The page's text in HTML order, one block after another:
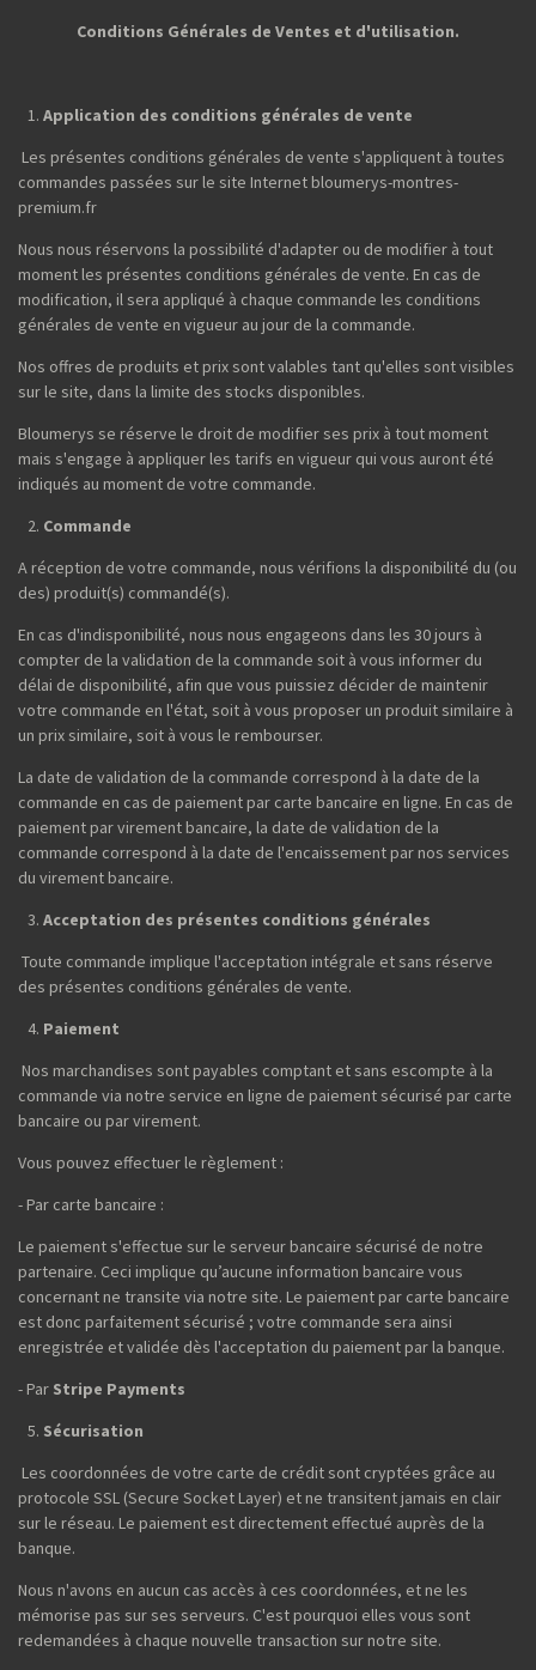
Conditions Générales de Ventes et d'utilisation.
Application des conditions générales de vente
Les présentes conditions générales de vente s'appliquent à toutes
commandes passées sur le site Internet bloumerys-montres-
premium.fr
Nous nous réservons la possibilité d'adapter ou de modifier à tout
moment les présentes conditions générales de vente. En cas de
modification, il sera appliqué à chaque commande les conditions
générales de vente en vigueur au jour de la commande.
Nos offres de produits et prix sont valables tant qu'elles sont visibles
sur le site, dans la limite des stocks disponibles.
Bloumerys se réserve le droit de modifier ses prix à tout moment
mais s'engage à appliquer les tarifs en vigueur qui vous auront été
indiqués au moment de votre commande.
Commande
A réception de votre commande, nous vérifions la disponibilité du (ou
des) produit(s) commandé(s).
En cas d'indisponibilité, nous nous engageons dans les 30 jours à
compter de la validation de la commande soit à vous informer du
délai de disponibilité, afin que vous puissiez décider de maintenir
votre commande en l'état, soit à vous proposer un produit similaire à
un prix similaire, soit à vous le rembourser.
La date de validation de la commande correspond à la date de la
commande en cas de paiement par carte bancaire en ligne. En cas de
paiement par virement bancaire, la date de validation de la
commande correspond à la date de l'encaissement par nos services
du virement bancaire.
Acceptation des présentes conditions générales
Toute commande implique l'acceptation intégrale et sans réserve
des présentes conditions générales de vente.
Paiement
Nos marchandises sont payables comptant et sans escompte à la
commande via notre service en ligne de paiement sécurisé par carte
bancaire ou par virement.
Vous pouvez effectuer le règlement :
- Par carte bancaire :
Le paiement s'effectue sur le serveur bancaire sécurisé de notre
partenaire. Ceci implique qu’aucune information bancaire vous
concernant ne transite via notre site. Le paiement par carte bancaire
est donc parfaitement sécurisé ; votre commande sera ainsi
enregistrée et validée dès l'acceptation du paiement par la banque.
- Par Stripe Payments
Sécurisation
Les coordonnées de votre carte de crédit sont cryptées grâce au
protocole SSL (Secure Socket Layer) et ne transitent jamais en clair
sur le réseau. Le paiement est directement effectué auprès de la
banque.
Nous n'avons en aucun cas accès à ces coordonnées, et ne les
mémorise pas sur ses serveurs. C'est pourquoi elles vous sont
redemandées à chaque nouvelle transaction sur notre site.